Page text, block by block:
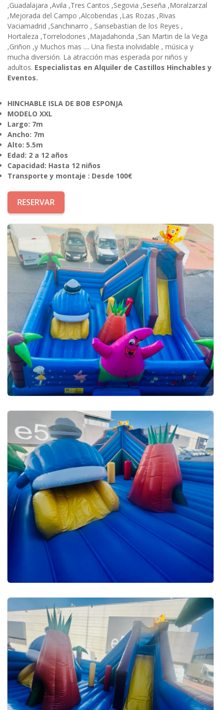
,Guadalajara ,Avila ,Tres Cantos ,Segovia ,Seseña ,Moralzarzal
,Mejorada del Campo ,Alcobendas ,Las Rozas ,Rivas
Vaciamadrid ,Sanchinarro , Sansebastian de los Reyes ,
Hortaleza ,Torrelodones ,Majadahonda ,San Martin de la Vega
,Griñon ,y Muchos mas .... Una fiesta inolvidable , música y
mucha diversión. La atracción mas esperada por niños y
adultos. Especialistas en Alquiler de Castillos Hinchables y
Eventos.
HINCHABLE ISLA DE BOB ESPONJA
MODELO XXL
Largo: 7m
Ancho: 7m
Alto: 5.5m
Edad: 2 a 12 años
Capacidad: Hasta 12 niños
Transporte y montaje : Desde 100€
RESERVAR